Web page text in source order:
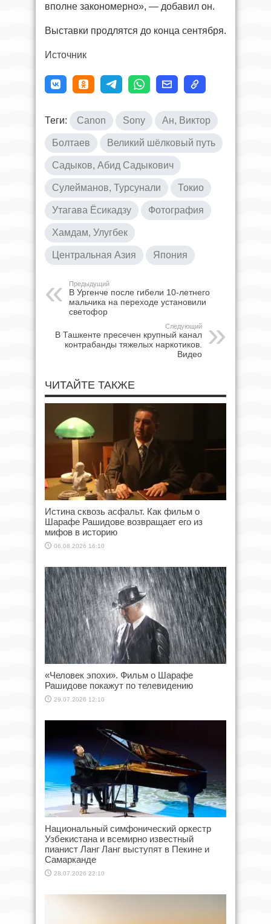
вполне закономерно», — добавил он.
Выставки продлятся до конца сентября.
Источник
Теги: Canon Sony Ан, Виктор
Болтаев Великий шёлковый путь
Садыков, Абид Садыкович
Сулейманов, Турсунали Токио
Утагава Ёсикадзу Фотография
Хамдам, Улугбек
Центральная Азия Япония
Предыдущий
В Ургенче после гибели 10-летнего
мальчика на переходе установили
светофор
Следующий
В Ташкенте пресечен крупный канал
контрабанды тяжелых наркотиков.
Видео
ЧИТАЙТЕ ТАКЖЕ
Истина сквозь асфальт. Как фильм о
Шарафе Рашидове возвращает его из
мифов в историю
06.08.2026 16:10
«Человек эпохи». Фильм о Шарафе
Рашидове покажут по телевидению
29.07.2026 12:10
Национальный симфонический оркестр
Узбекистана и всемирно известный
пианист Ланг Ланг выступят в Пекине и
Самарканде
28.07.2026 22:10